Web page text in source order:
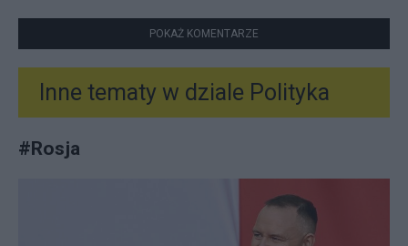
POKAŻ KOMENTARZE
Inne tematy w dziale Polityka
#Rosja